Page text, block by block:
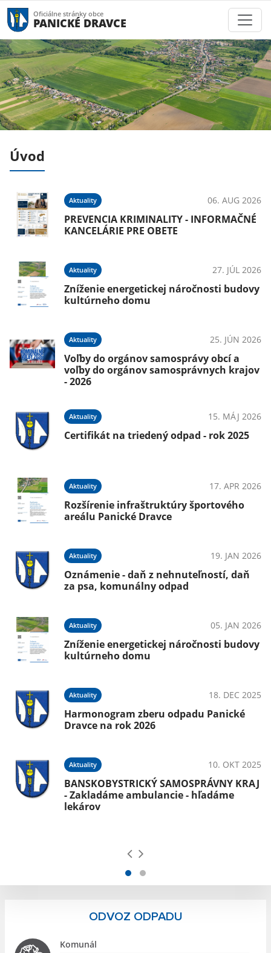
Oficiálne stránky obce
PANICKÉ DRAVCE
Úvod
Aktuality 06. AUG 2026
PREVENCIA KRIMINALITY - INFORMAČNÉ
KANCELÁRIE PRE OBETE
Aktuality 27. JÚL 2026
Zníženie energetickej náročnosti budovy
kultúrneho domu
Aktuality 25. JÚN 2026
Voľby do orgánov samosprávy obcí a
voľby do orgánov samosprávnych krajov
- 2026
Aktuality 15. MÁJ 2026
Certifikát na triedený odpad - rok 2025
Aktuality 17. APR 2026
Rozšírenie infraštruktúry športového
areálu Panické Dravce
Aktuality 19. JAN 2026
Oznámenie - daň z nehnuteľností, daň
za psa, komunálny odpad
Aktuality 05. JAN 2026
Zníženie energetickej náročnosti budovy
kultúrneho domu
Aktuality 18. DEC 2025
Harmonogram zberu odpadu Panické
Dravce na rok 2026
Aktuality 10. OKT 2025
BANSKOBYSTRICKÝ SAMOSPRÁVNY KRAJ
- Zakladáme ambulancie - hľadáme
lekárov
ODVOZ ODPADU
Komunál